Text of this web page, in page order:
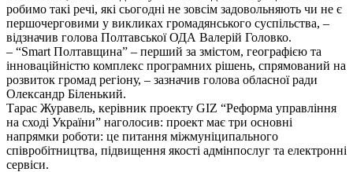
робимо такі речі, які сьогодні не зовсім задовольняють чи не є
першочерговими у викликах громадянського суспільства, –
відзначив голова Полтавської ОДА Валерій Головко.
– “Smart Полтавщина” – перший за змістом, географією та
інноваційністю комплекс програмних рішень, спрямований на
розвиток громад регіону, – зазначив голова обласної ради
Олександр Біленький.
Тарас Журавель, керівник проекту GIZ “Реформа управління
на сході України” наголосив: проект має три основні
напрямки роботи: це питання міжмуніципального
співробітництва, підвищення якості адмінпослуг та електронні
сервіси.